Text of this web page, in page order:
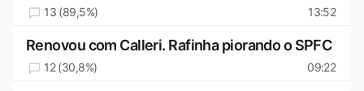
13 (89,5%) 13:52
Renovou com Calleri. Rafinha piorando o SPFC
12 (30,8%) 09:22